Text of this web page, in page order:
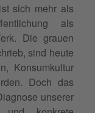
sich mehr als
als
Die grauen
sind heute
Konsumkultur
Doch das
unserer